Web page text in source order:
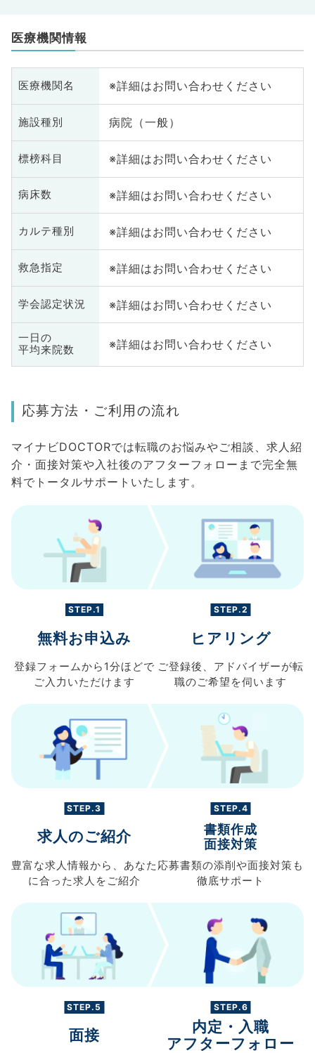
医療機関情報
医療機関名 ※詳細はお問い合わせください
施設種別 病院（一般）
標榜科目 ※詳細はお問い合わせください
病床数 ※詳細はお問い合わせください
カルテ種別 ※詳細はお問い合わせください
救急指定 ※詳細はお問い合わせください
学会認定状況 ※詳細はお問い合わせください
一日の
平均来院数
※詳細はお問い合わせください
応募方法・ご利用の流れ
マイナビDOCTORでは転職のお悩みやご相談、求人紹
介・面接対策や入社後のアフターフォローまで完全無
料でトータルサポートいたします。
STEP.1
無料お申込み
登録フォームから 1分ほどで
ご入力 いただけます
STEP.2
ヒアリング
ご登録後、 アドバイザーが転
職のご希望を伺います
STEP.3
求人のご紹介
豊富な求人情報から、 あなた
に合った求人を ご紹介
STEP.4
書類作成
面接対策
応募書類の添削や面接対策も
徹底サポート
STEP.5
面接
STEP.6
内定・入職
アフターフォロー